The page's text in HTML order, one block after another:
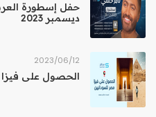
ديسمبر 2023
12‏/06‏/2023
الحصول على فيزا